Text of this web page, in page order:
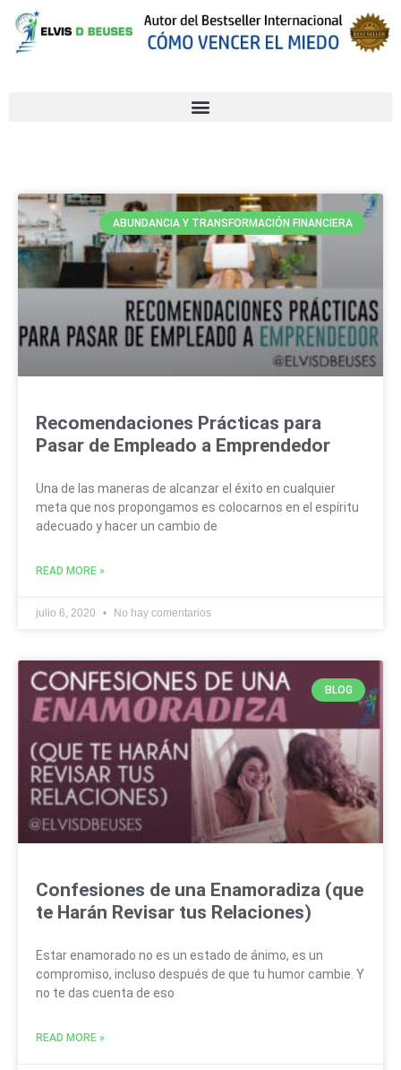
ABUNDANCIA Y TRANSFORMACIÓN FINANCIERA
Recomendaciones Prácticas para
Pasar de Empleado a Emprendedor
Una de las maneras de alcanzar el éxito en cualquier
meta que nos propongamos es colocarnos en el espíritu
adecuado y hacer un cambio de
READ MORE »
julio 6, 2020 No hay comentarios
BLOG
Confesiones de una Enamoradiza (que
te Harán Revisar tus Relaciones)
Estar enamorado no es un estado de ánimo, es un
compromiso, incluso después de que tu humor cambie. Y
no te das cuenta de eso
READ MORE »